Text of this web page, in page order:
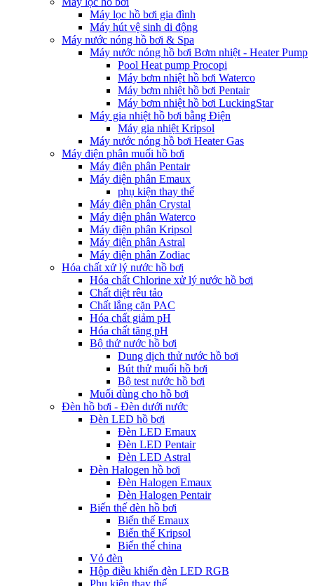
Máy lọc hồ bơi gia đình
Máy hút vệ sinh di động
Máy nước nóng hồ bơi & Spa
Máy nước nóng hồ bơi Bơm nhiệt - Heater Pump
Pool Heat pump Procopi
Máy bơm nhiệt hồ bơi Waterco
Máy bơm nhiệt hồ bơi Pentair
Máy bơm nhiệt hồ bơi LuckingStar
Máy gia nhiệt hồ bơi bằng Điện
Máy gia nhiệt Kripsol
Máy nước nóng hồ bơi Heater Gas
Máy điện phân muối hồ bơi
Máy điện phân Pentair
Máy điện phân Emaux
phụ kiện thay thế
Máy điện phân Crystal
Máy điện phân Waterco
Máy điện phân Kripsol
Máy điện phân Astral
Máy điện phân Zodiac
Hóa chất xử lý nước hồ bơi
Hóa chất Chlorine xử lý nước hồ bơi
Chất diệt rêu tảo
Chất lắng cặn PAC
Hóa chất giảm pH
Hóa chất tăng pH
Bộ thử nước hồ bơi
Dung dịch thử nước hồ bơi
Bút thử muối hồ bơi
Bộ test nước hồ bơi
Muối dùng cho hồ bơi
Đèn hồ bơi - Đèn dưới nước
Đèn LED hồ bơi
Đèn LED Emaux
Đèn LED Pentair
Đèn LED Astral
Đèn Halogen hồ bơi
Đèn Halogen Emaux
Đèn Halogen Pentair
Biến thế đèn hồ bơi
Biến thế Emaux
Biến thế Kripsol
Biến thế china
Vỏ đèn
Hộp điều khiển đèn LED RGB
Phụ kiện thay thế